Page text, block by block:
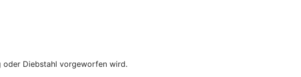
oder Diebstahl vorgeworfen wird.